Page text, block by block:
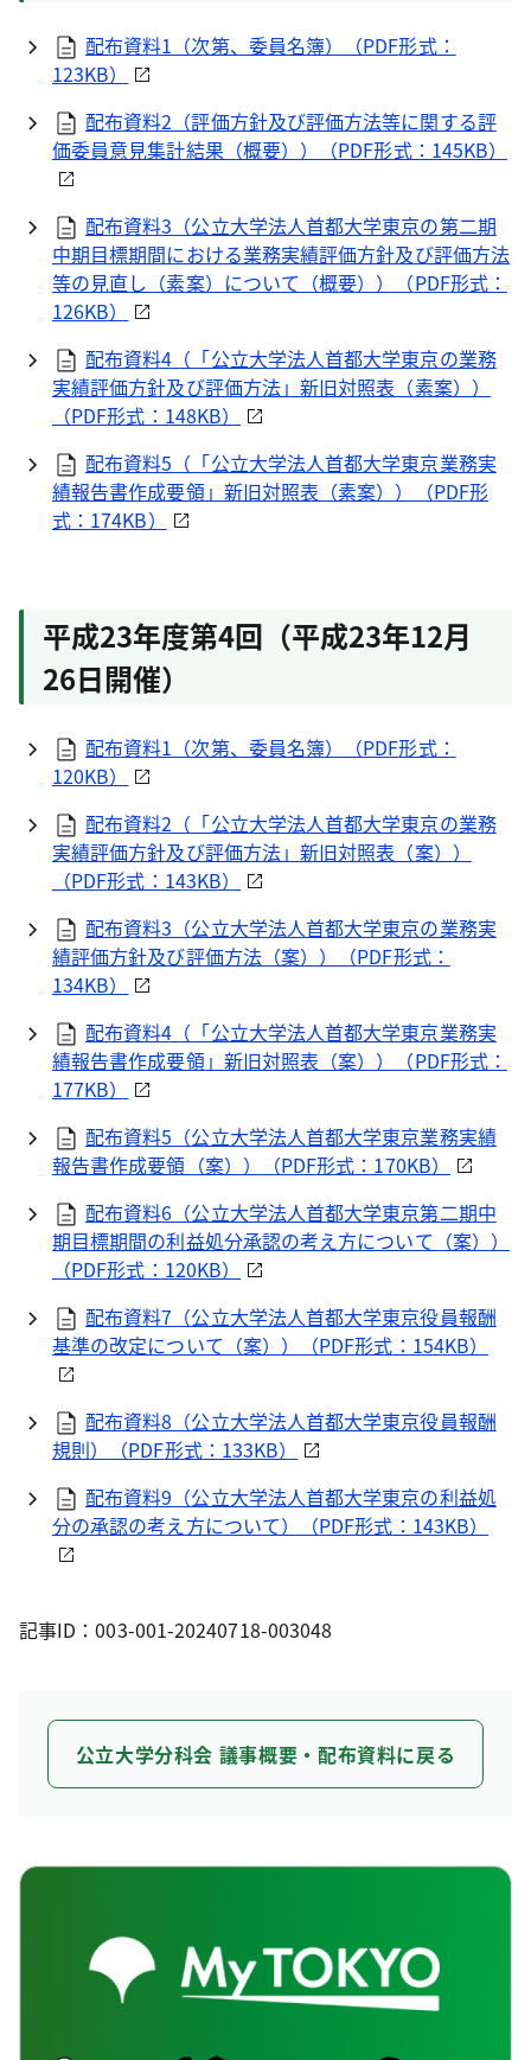
配布資料1（次第、委員名簿）（PDF形式：
123KB）
配布資料2（評価方針及び評価方法等に関する評
価委員意見集計結果（概要））（PDF形式：145KB）
配布資料3（公立大学法人首都大学東京の第二期
中期目標期間における業務実績評価方針及び評価方法
等の見直し（素案）について（概要））（PDF形式：
126KB）
配布資料4（「公立大学法人首都大学東京の業務
実績評価方針及び評価方法」新旧対照表（素案））
（PDF形式：148KB）
配布資料5（「公立大学法人首都大学東京業務実
績報告書作成要領」新旧対照表（素案））（PDF形
式：174KB）
平成23年度第4回（平成23年12月
26日開催）
配布資料1（次第、委員名簿）（PDF形式：
120KB）
配布資料2（「公立大学法人首都大学東京の業務
実績評価方針及び評価方法」新旧対照表（案））
（PDF形式：143KB）
配布資料3（公立大学法人首都大学東京の業務実
績評価方針及び評価方法（案））（PDF形式：
134KB）
配布資料4（「公立大学法人首都大学東京業務実
績報告書作成要領」新旧対照表（案））（PDF形式：
177KB）
配布資料5（公立大学法人首都大学東京業務実績
報告書作成要領（案））（PDF形式：170KB）
配布資料6（公立大学法人首都大学東京第二期中
期目標期間の利益処分承認の考え方について（案））
（PDF形式：120KB）
配布資料7（公立大学法人首都大学東京役員報酬
基準の改定について（案））（PDF形式：154KB）
配布資料8（公立大学法人首都大学東京役員報酬
規則）（PDF形式：133KB）
配布資料9（公立大学法人首都大学東京の利益処
分の承認の考え方について）（PDF形式：143KB）
記事ID：003-001-20240718-003048
公立大学分科会 議事概要・配布資料に戻る